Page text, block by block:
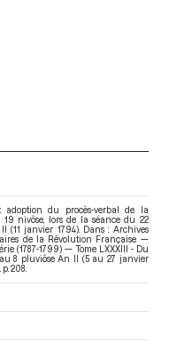
pluviôse An II (5 au 27 janvier 1794)
adoption du procès-verbal de la
19 nivôse, lors de la séance du 22
(11 janvier 1794). Dans : Archives
de la Révolution Française —
(1787-1799) — Tome LXXXIII - Du
8 pluviôse An II (5 au 27 janvier
p. 208.